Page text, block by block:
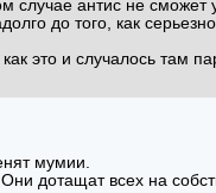
случае антис не сможет
до того, как серьезно
это и случалось там
мумии.
дотащат всех на